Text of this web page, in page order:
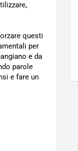
questi
per
e da
parole
e fare un